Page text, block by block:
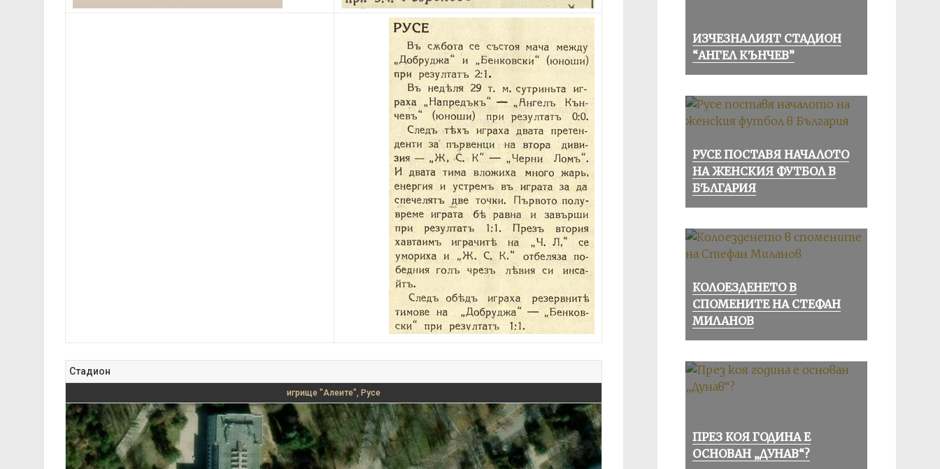
Стадион
игрище "Алеите", Русе
ИЗЧЕЗНАЛИЯТ СТАДИОН
“АНГЕЛ КЪНЧЕВ”
РУСЕ ПОСТАВЯ НАЧАЛОТО
НА ЖЕНСКИЯ ФУТБОЛ В
БЪЛГАРИЯ
КОЛОЕЗДЕНЕТО В
СПОМЕНИТЕ НА СТЕФАН
МИЛАНОВ
ПРЕЗ КОЯ ГОДИНА Е
ОСНОВАН „ДУНАВ“?